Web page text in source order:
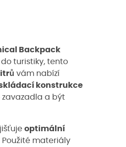
Backpack
turistiky, tento
vám nabízí
konstrukce
zavazadla a být
optimální
Použité materiály